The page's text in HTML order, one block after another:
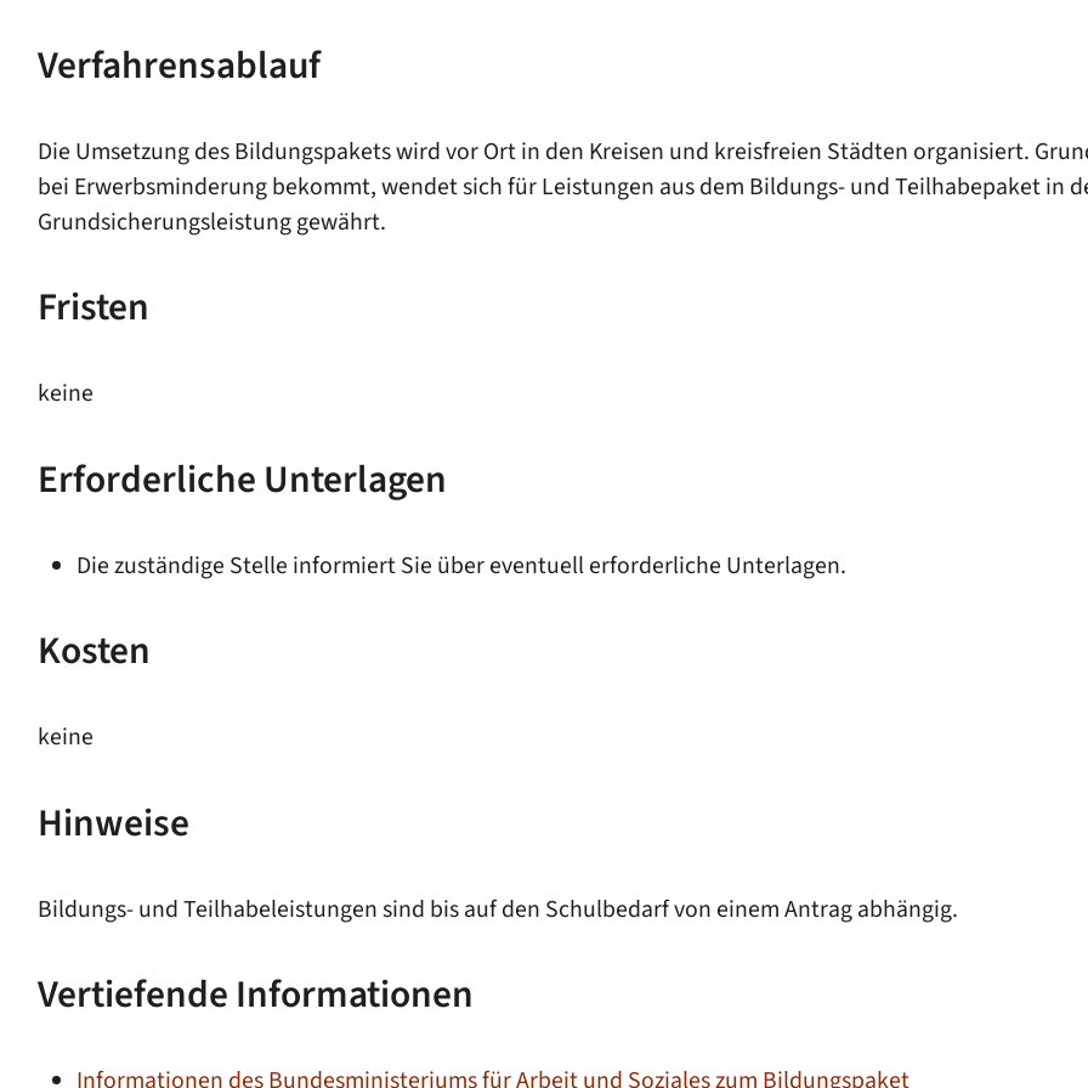
Verfahrensablauf
Die Umsetzung des Bildungspakets wird vor Ort in den Kreisen und kreisfreien Städten organisiert.
bei Erwerbsminderung bekommt, wendet sich für Leistungen aus dem Bildungs- und Teilhabepaket in
Grundsicherungsleistung gewährt.
Fristen
keine
Erforderliche Unterlagen
Die zuständige Stelle informiert Sie über eventuell erforderliche Unterlagen.
Kosten
keine
Hinweise
Bildungs- und Teilhabeleistungen sind bis auf den Schulbedarf von einem Antrag abhängig.
Vertiefende Informationen
Informationen des Bundesministeriums für Arbeit und Soziales zum Bildungspaket